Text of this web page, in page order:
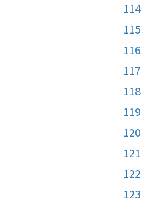
114
115
116
117
118
119
120
121
122
123